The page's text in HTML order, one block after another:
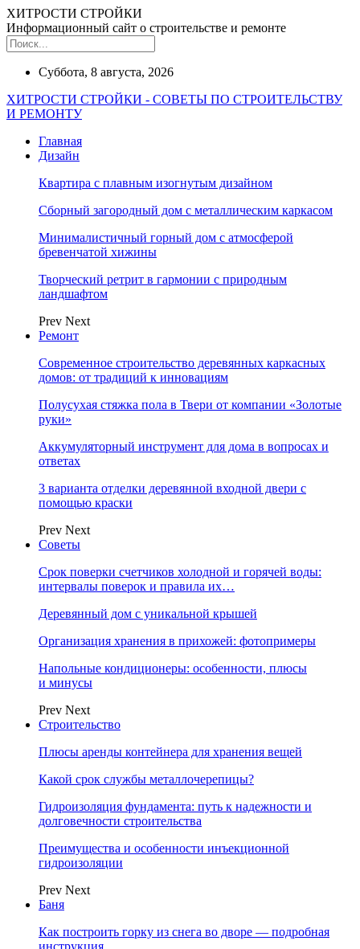
ХИТРОСТИ СТРОЙКИ
Информационный сайт о строительстве и ремонте
Суббота, 8 августа, 2026
ХИТРОСТИ СТРОЙКИ - СОВЕТЫ ПО СТРОИТЕЛЬСТВУ
И РЕМОНТУ
Главная
Дизайн
Квартира с плавным изогнутым дизайном
Сборный загородный дом с металлическим каркасом
Минималистичный горный дом с атмосферой
бревенчатой хижины
Творческий ретрит в гармонии с природным
ландшафтом
Prev Next
Ремонт
Современное строительство деревянных каркасных
домов: от традиций к инновациям
Полусухая стяжка пола в Твери от компании «Золотые
руки»
Аккумуляторный инструмент для дома в вопросах и
ответах
3 варианта отделки деревянной входной двери с
помощью краски
Prev Next
Советы
Срок поверки счетчиков холодной и горячей воды:
интервалы поверок и правила их…
Деревянный дом с уникальной крышей
Организация хранения в прихожей: фотопримеры
Напольные кондиционеры: особенности, плюсы
и минусы
Prev Next
Строительство
Плюсы аренды контейнера для хранения вещей
Какой срок службы металлочерепицы?
Гидроизоляция фундамента: путь к надежности и
долговечности строительства
Преимущества и особенности инъекционной
гидроизоляции
Prev Next
Баня
Как построить горку из снега во дворе — подробная
инструкция